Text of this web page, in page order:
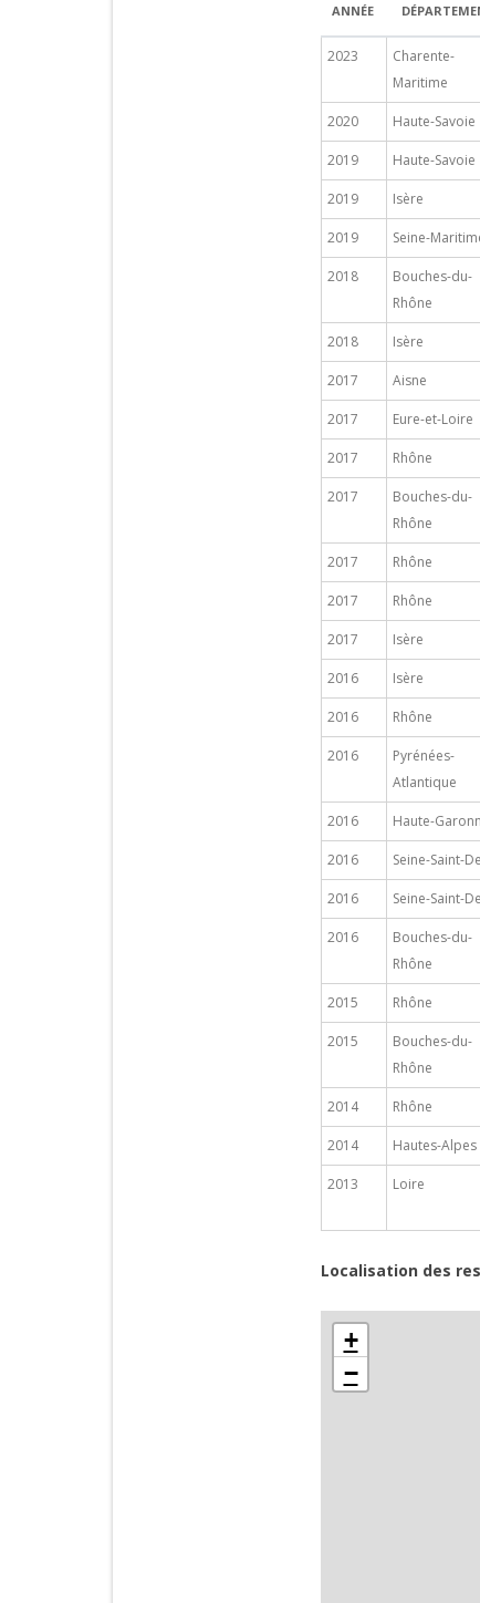
ANNÉE
2023
Charente-
Maritime
2020 Haute-Savoie
2019 Haute-Savoie
2019 Isère
2019 Seine-
2018
Bouches-du-
Rhône
2018 Isère
2017 Aisne
2017 Eure-et-Loire
2017 Rhône
2017
Bouches-du-
Rhône
2017 Rhône
2017 Rhône
2017 Isère
2016 Isère
2016 Rhône
2016
Pyrénées-
Atlantique
2016 Haute-
2016 Seine-Saint-
2016 Seine-Saint-
2016
Bouches-du-
Rhône
2015 Rhône
2015
Bouches-du-
Rhône
2014 Rhône
2014 Hautes-Alpes
2013 Loire
Localisation des
+
−